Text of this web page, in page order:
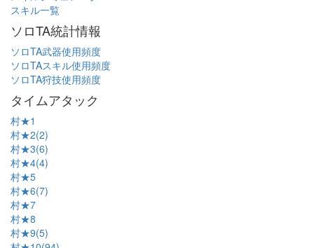
スキル一覧
ソロTA統計情報
ソロTA武器使用頻度
ソロTAスキル使用頻度
ソロTA狩技使用頻度
タイムアタック
村★1
村★2(2)
村★3(6)
村★4(4)
村★5
村★6(7)
村★7
村★8
村★9(5)